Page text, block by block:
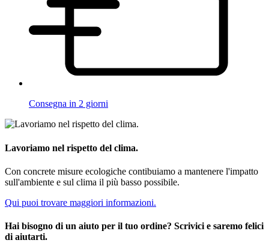
Consegna in 2 giorni
Lavoriamo nel rispetto del clima.
Con concrete misure ecologiche contibuiamo a mantenere l'impatto
sull'ambiente e sul clima il più basso possibile.
Qui puoi trovare maggiori informazioni.
Hai bisogno di un aiuto per il tuo ordine? Scrivici e saremo felici
di aiutarti.